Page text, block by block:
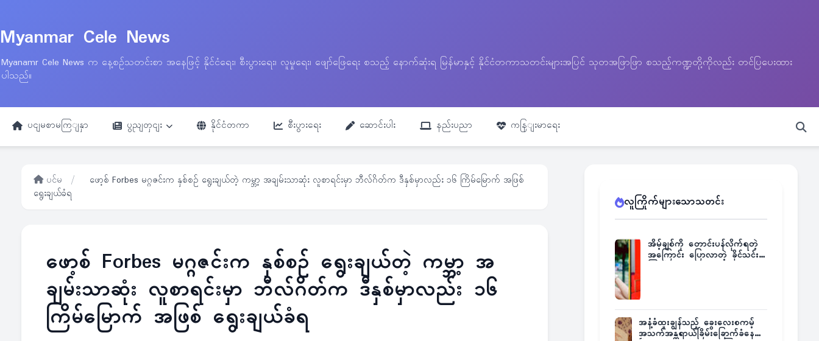
Myanmar Cele News
Myanamr Cele News က နေ့စဉ်သတင်းစာ အနေဖြင့် နိုင်ငံရေး၊ စီးပွားရေး၊ လူမှုရေး၊ ဖျော်ဖြေရေး စသည့် နောက်ဆုံးရ မြန်မာနှင့် နိုင်ငံတကာသတင်းများအပြင် သုတအဖြာဖြာ စသည့်ကဏ္ဍတို့ကိုလည်း တင်ပြပေးထား
ပါသည်။
ပငျမစာမကြျနှာ ပွညျတှငျး နိုင်ငံတကာ စီးပွားရေး ဆောင်းပါး နည်းပညာ ကနြျးမာရေး
ပင်မ /
ဖော့စ် Forbes မဂ္ဂဇင်းက နှစ်စဉ် ရွေးချယ်တဲ့ ကမ္ဘာ့ အချမ်းသာဆုံး လူစာရင်းမှာ ဘီလ်ဂိတ်က ဒီနှစ်မှာလည်း ၁၆ ကြိမ်မြောက် အဖြစ်
ရွေးချယ်ခံရ
ဖော့စ် Forbes မဂ္ဂဇင်းက နှစ်စဉ် ရွေးချယ်တဲ့ ကမ္ဘာ့ အ
ချမ်းသာဆုံး လူစာရင်းမှာ ဘီလ်ဂိတ်က ဒီနှစ်မှာလည်း ၁၆
ကြိမ်မြောက် အဖြစ် ရွေးချယ်ခံရ
လူကြိုက်များသောသတင်း
အိမ့်ချစ်ကို တောင်းပန်လိုက်ရတဲ့
အကြောင်း ပြောလာတဲ့ ခိုင်သင်း
အနံ့ခံထူးချွန်သည့် ခွေးလေးစကမ့်
အသက်အန္တရာယ်ခြိမ်းခြောက်ခံနေရ